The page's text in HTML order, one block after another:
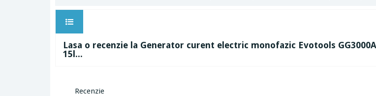
Lasa o recenzie la Generator curent electric monofazic Evotools
15l...
Recenzie